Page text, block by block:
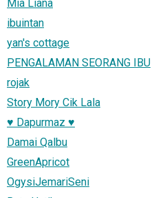
Mia Liana
ibuintan
yan's cottage
PENGALAMAN SEORANG IBU
rojak
Story Mory Cik Lala
♥ Dapurmaz ♥
Damai Qalbu
GreenApricot
OgysiJemariSeni